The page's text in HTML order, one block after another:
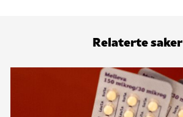
Relaterte saker